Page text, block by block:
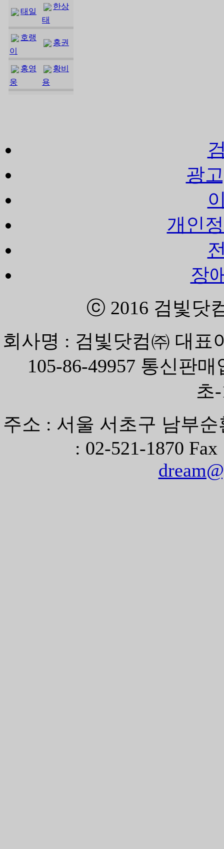
태일
한상
태
호랭
이
홍권
홍영
웅
황비
용
광
개인
장
ⓒ 2016 검빛닷
회사명 : 검빛닷컴㈜ 대표
105-86-49957 통신판
초
주소 : 서울 서초구 남부
: 02-521-1870